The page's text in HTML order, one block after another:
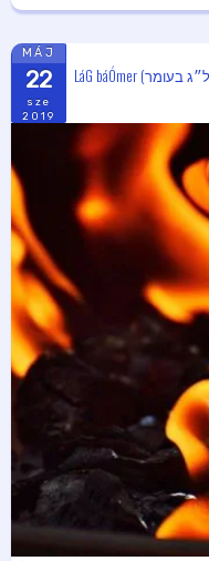
MÁJ
22
sze
2019